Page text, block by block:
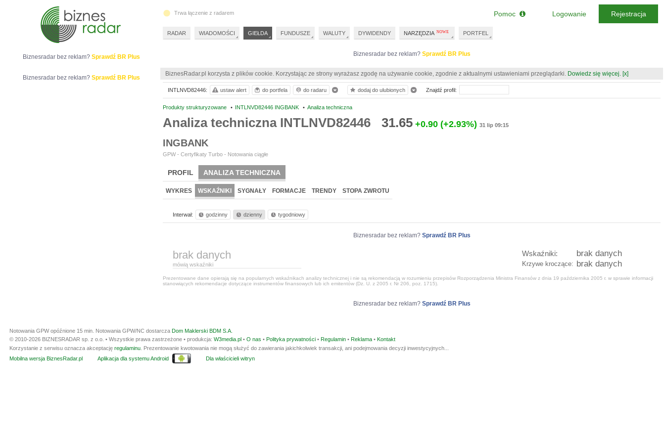
Biznesradar bez reklam? Sprawdź BR Plus
BiznesRadar.pl korzysta z plików cookie. Korzystając ze strony wyrażasz zgodę na używanie cookie, zgodnie z aktualnymi ustawieniami przeglądarki. Dowiedz się więcej. [x]
Produkty strukturyzowane • INTLNVD82446 INGBANK • Analiza techniczna
Analiza techniczna INTLNVD82446 31.65 +0.90 (+2.93%) 31 lip 09:15
INGBANK
GPW - Certyfikaty Turbo - Notowania ciągłe
PROFIL ANALIZA TECHNICZNA
WYKRES WSKAŹNIKI SYGNAŁY FORMACJE TRENDY STOPA ZWROTU
Interwał: godzinny dzienny tygodniowy
Biznesradar bez reklam? Sprawdź BR Plus
brak danych
mówią wskaźniki
brak danych
Wskaźniki:
brak danych
Krzywe kroczące:
Prezentowane dane opierają się na popularnych wskaźnikach analizy technicznej i nie są rekomendacją w rozumieniu przepisów Rozporządzenia Ministra Finansów z dnia 19 października 2005 r. w sprawie informacji
stanowiących rekomendacje dotyczące instrumentów finansowych lub ich emitentów (Dz. U. z 2005 r. Nr 206, poz. 1715).
Biznesradar bez reklam? Sprawdź BR Plus
INTLNVD82446: ustaw alert do portfela do radaru dodaj do ulubionych Znajdź profil:
Biznesradar bez reklam? Sprawdź BR Plus
Biznesradar bez reklam? Sprawdź BR Plus
Trwa łączenie z radarem
RADAR WIADOMOŚCI GIEŁDA FUNDUSZE WALUTY DYWIDENDY NARZĘDZIA PORTFEL
Pomoc Logowanie Rejestracja
Notowania GPW opóźnione 15 min. Notowania GPW/NC dostarcza Dom Maklerski BDM S.A.
© 2010-2026 BIZNESRADAR sp. z o.o. • Wszystkie prawa zastrzeżone • produkcja: W3media.pl • O nas • Polityka prywatności • Regulamin • Reklama • Kontakt
Korzystanie z serwisu oznacza akceptację regulaminu . Prezentowanie kwotowania nie mogą służyć do zawierania jakichkolwiek transakcji, ani podejmowania decyzji inwestycyjnych...
Mobilna wersja BiznesRadar.pl
Aplikacja dla systemu Android Dla właścicieli witryn